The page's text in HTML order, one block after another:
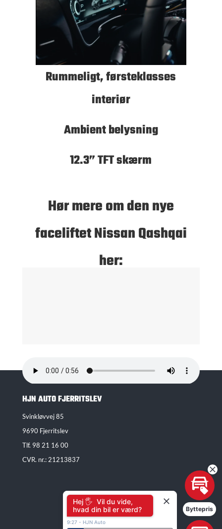
Rummeligt, førsteklasses
interiør
Ambient belysning
12.3” TFT skærm
Hør mere om den nye
faceliftet Nissan Qashqai
her:
HJN AUTO FJERRITSLEV
Svinkløvvej 85
9690 Fjerritslev
Tlf. 98 21 16 00
CVR. nr.: 21213837
Byttepris
Hej 🖐 Vil du vide,
hvad din bil er værd?
9:27 - HJN Auto